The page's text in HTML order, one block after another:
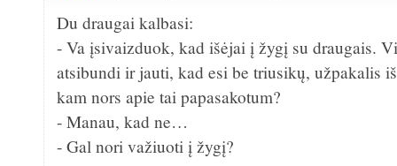
Du draugai kalbasi:
- Va įsivaizduok, kad išėjai į žygį su draugais.
atsibundi ir jauti, kad esi be triusikų, užpakalis
kam nors apie tai papasakotum?
- Manau, kad ne…
- Gal nori važiuoti į žygį?